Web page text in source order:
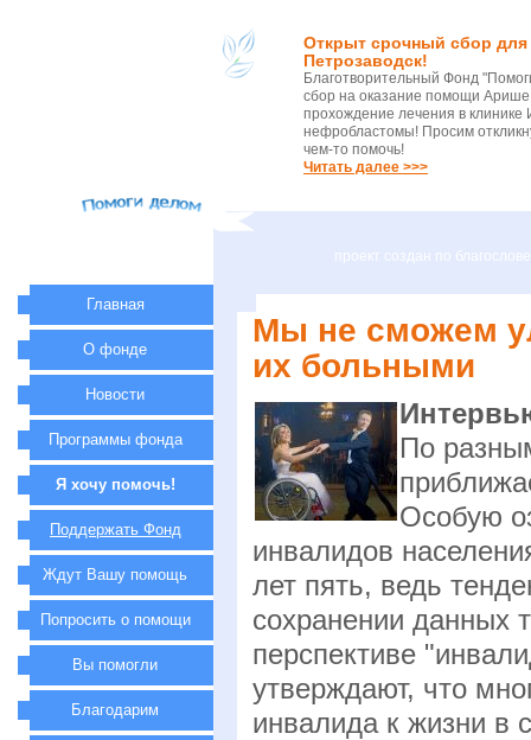
Открыт срочный сбор
Петрозаводск!
Благотворительный Фонд
сбор на оказание помощи Арише
прохождение лечения в клинике
нефробластомы! Просим
чем-то помочь!
Читать далее >>>
проект создан по
Мы не сможем
их больными
По
Особую
инвалидов
лет пять, ведь
сохранении данных
перспективе
утверждают, что
инвалида к жизни в
Главная
О фонде
Новости
Программы фонда
Я хочу помочь!
Поддержать Фонд
Ждут Вашу помощь
Попросить о помощи
Вы помогли
Благодарим